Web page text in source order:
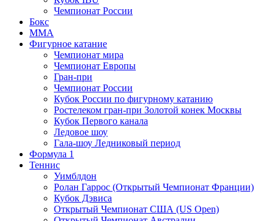
Чемпионат России
Бокс
MMA
Фигурное катание
Чемпионат мира
Чемпионат Европы
Гран-при
Чемпионат России
Кубок России по фигурному катанию
Ростелеком гран-при Золотой конек Москвы
Кубок Первого канала
Ледовое шоу
Гала-шоу Ледниковый период
Формула 1
Теннис
Уимблдон
Ролан Гаррос (Открытый Чемпионат Франции)
Кубок Дэвиса
Открытый Чемпионат США (US Open)